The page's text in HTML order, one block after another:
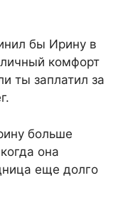
бы Ирину в
комфорт
ты заплатил за
больше
она
еще долго